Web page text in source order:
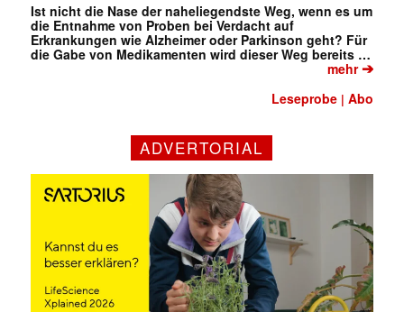
Ist nicht die Nase der naheliegendste Weg, wenn es um
die Entnahme von Proben bei Verdacht auf
Erkrankungen wie Alzheimer oder Parkinson geht? Für
die Gabe von Medikamenten wird dieser Weg bereits …
mehr➔
Leseprobe |Abo
ADVERTORIAL